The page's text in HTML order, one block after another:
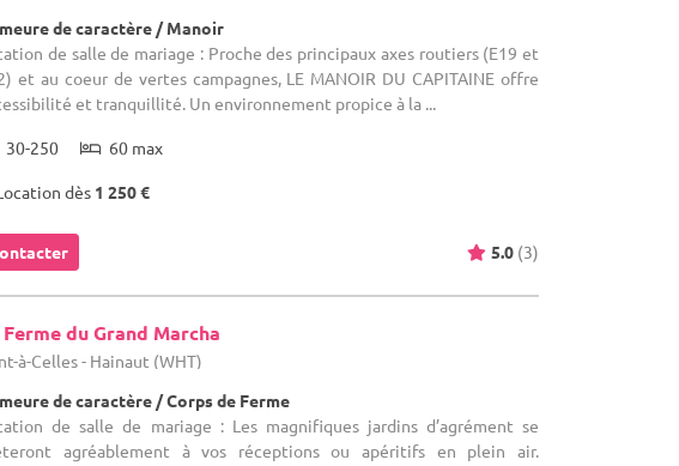
de caractère / Manoir
de salle de mariage : Proche des principaux axes routiers (E19 et
et au coeur de vertes campagnes, LE MANOIR DU CAPITAINE offre
et tranquillité. Un environnement propice à la ...
30-250 60 max
dès 1 250 €
5.0 (3)
Ferme du Grand Marcha
à-Celles - Hainaut (WHT)
de caractère / Corps de Ferme
de salle de mariage : Les magnifiques jardins d’agrément se
agréablement à vos réceptions ou apéritifs en plein air.